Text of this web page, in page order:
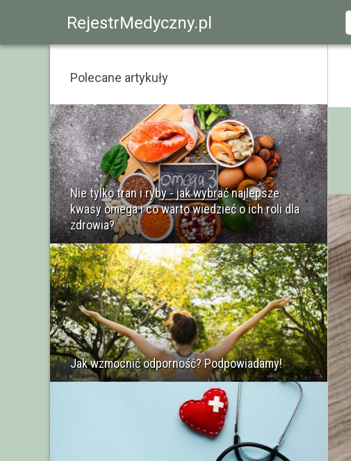
RejestrMedyczny.pl
Polecane artykuły
Nie tylko tran i ryby - jak wybrać najlepsze
kwasy omega i co warto wiedzieć o ich roli dla
zdrowia?
Jak wzmocnić odporność? Podpowiadamy!